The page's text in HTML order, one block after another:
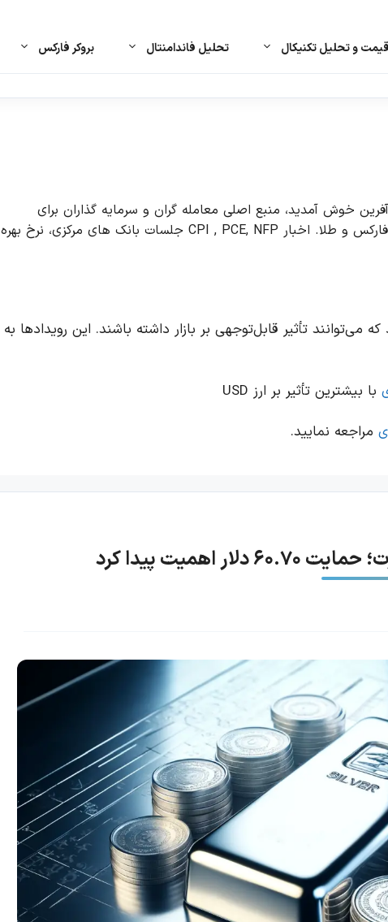
قیمت و تحلیل تکنیکال تحلیل فاندامنتال بروکر فارکس
خوش آمدید، منبع اصلی معامله گران و سرمایه گذاران برای
آخرین اخبار، رویدادهای اقتصادی و تحلیل ها در بازار فارکس و طلا. اخبار CPI , PCE, NFP جلسات بانک های مرکزی، نرخ بهره
مهم وجود دارد که می‌توانند تأثیر قابل‌توجهی بر بازار داشته باشند. این رویدادها به
با بیشترین تأثیر بر ارز USD
مراجعه نمایید.
پیدا کرد